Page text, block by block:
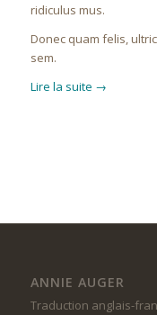
ridiculus mus.
Donec quam felis,
sem.
Lire la suite →
ANNIE AUGER
Traduction anglais-